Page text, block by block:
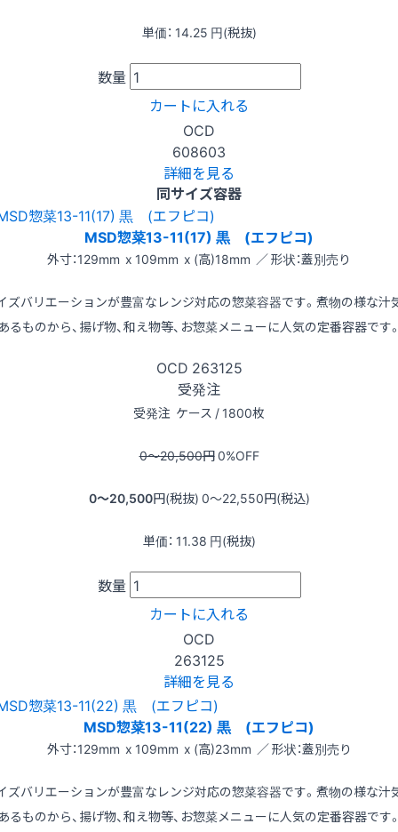
単価： 14.25 円(税抜)
数量
カートに入れる
OCD
608603
詳細を見る
同サイズ容器
MSD惣菜13-11(17) 黒 (エフピコ)
外寸：129mm x 109mm x (高)18mm ／ 形状：蓋別売り
ズバリエーションが豊富なレンジ対応の惣菜容器です。煮物の様な汁
るものから、揚げ物、和え物等、お惣菜メニューに人気の定番容器です
OCD 263125
受発注
受発注 ケース / 1800枚
0〜20,500円0%OFF
0〜20,500円(税抜) 0〜22,550円(税込)
単価： 11.38 円(税抜)
数量
カートに入れる
OCD
263125
詳細を見る
MSD惣菜13-11(22) 黒 (エフピコ)
外寸：129mm x 109mm x (高)23mm ／ 形状：蓋別売り
ズバリエーションが豊富なレンジ対応の惣菜容器です。煮物の様な汁
るものから、揚げ物、和え物等、お惣菜メニューに人気の定番容器です